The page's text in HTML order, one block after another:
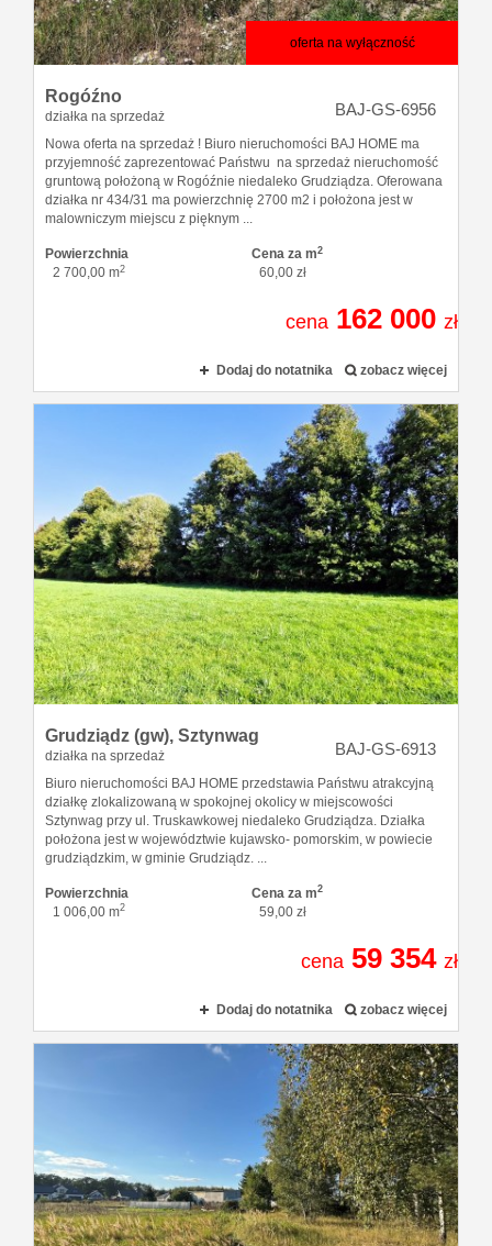
oferta na wyłączność
Rogóźno
działka na sprzedaż BAJ-GS-6956
Nowa oferta na sprzedaż ! Biuro nieruchomości BAJ HOME ma
przyjemność zaprezentować Państwu na sprzedaż nieruchomość
gruntową położoną w Rogóźnie niedaleko Grudziądza. Oferowana
działka nr 434/31 ma powierzchnię 2700 m2 i położona jest w
malowniczym miejscu z pięknym ...
Powierzchnia
2 700,00 m2
Cena za m2
60,00 zł
cena 162 000 zł
Dodaj do notatnika zobacz więcej
Grudziądz (gw), Sztynwag
działka na sprzedaż BAJ-GS-6913
Biuro nieruchomości BAJ HOME przedstawia Państwu atrakcyjną
działkę zlokalizowaną w spokojnej okolicy w miejscowości
Sztynwag przy ul. Truskawkowej niedaleko Grudziądza. Działka
położona jest w województwie kujawsko- pomorskim, w powiecie
grudziądzkim, w gminie Grudziądz. ...
Powierzchnia
1 006,00 m2
Cena za m2
59,00 zł
cena 59 354 zł
Dodaj do notatnika zobacz więcej